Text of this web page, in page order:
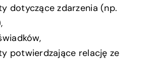
dotyczące zdarzenia (np.
potwierdzające relację ze